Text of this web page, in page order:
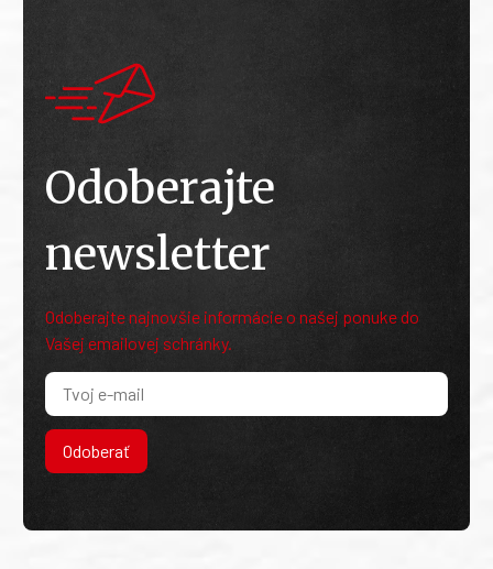
Odoberajte
newsletter
Odoberajte najnovšie informácie o našej ponuke do
Vašej emailovej schránky.
Odoberať